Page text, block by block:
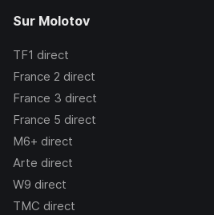
Sur Molotov
TF1 direct
France 2 direct
France 3 direct
France 5 direct
M6+ direct
Arte direct
W9 direct
TMC direct